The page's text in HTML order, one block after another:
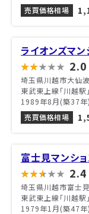
売買価格相場
ライオンズマ
2.0
埼玉県川越市大仙
東武東上線「川越駅
1989年8月(築37年)
売買価格相場
富士見マンシ
2.4
埼玉県川越市富士
東武東上線「川越駅
1979年1月(築47年)